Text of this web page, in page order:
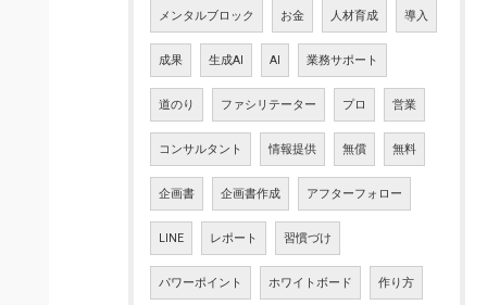
メンタルブロック お金 人材育成 導入
成果 生成AI AI 業務サポート
道のり ファシリテーター プロ 営業
コンサルタント 情報提供 無償 無料
企画書 企画書作成 アフターフォロー
LINE レポート 習慣づけ
パワーポイント ホワイトボード 作り方